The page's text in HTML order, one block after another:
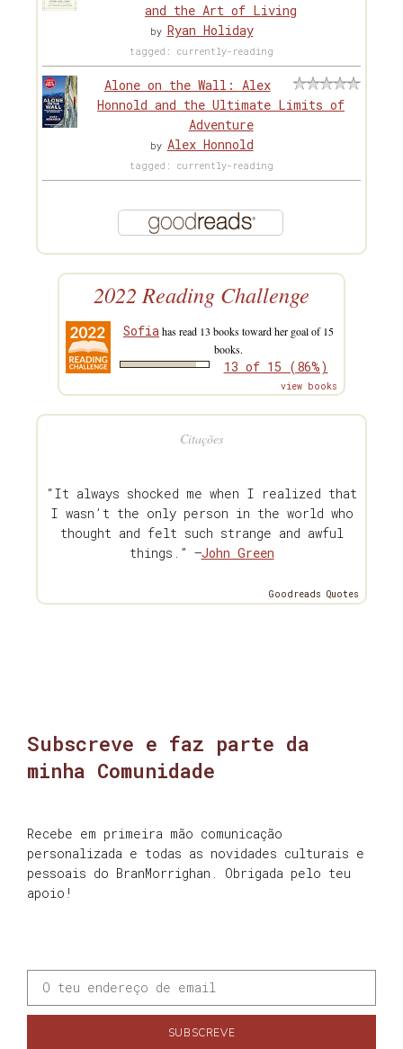
and the Art of Living
by Ryan Holiday
tagged: currently-reading
Alone on the Wall: Alex
Honnold and the Ultimate Limits of
Adventure
by Alex Honnold
tagged: currently-reading
2022 Reading Challenge
Sofia has read 13 books toward her goal of 15
books.
13 of 15 (86%)
view books
Citações
“It always shocked me when I realized that
I wasn’t the only person in the world who
thought and felt such strange and awful
things.” —John Green
Goodreads Quotes
Subscreve e faz parte da
minha Comunidade
Recebe em primeira mão comunicação
personalizada e todas as novidades culturais e
pessoais do BranMorrighan. Obrigada pelo teu
apoio!
SUBSCREVE